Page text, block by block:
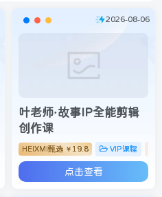
视频教程
2026-08-06
叶老师·故事IP全能剪辑
创作课
HEIXMI甄选 ￥ 19.8 VIP课程
点击查看